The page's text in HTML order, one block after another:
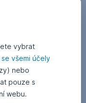
vybrat
se všemi účely
nebo
pouze s
webu.